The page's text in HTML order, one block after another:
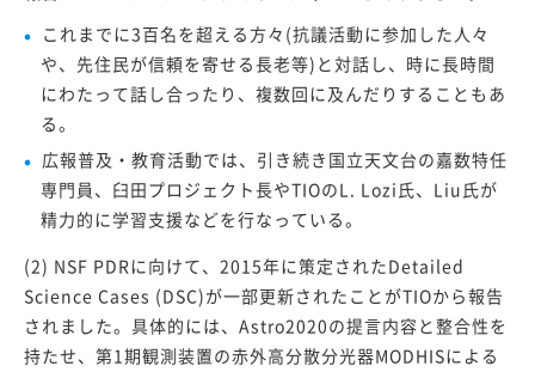
これまでに3百名を超える方々(抗議活動に参加した人々
や、先住民が信頼を寄せる長老等)と対話し、時に長時間
にわたって話し合ったり、複数回に及んだりすることもあ
る。
広報普及・教育活動では、引き続き国立天文台の嘉数特任
専門員、臼田プロジェクト長やTIOのL. Lozi氏、Liu氏が
精力的に学習支援などを行なっている。
(2) NSF PDRに向けて、2015年に策定されたDetailed
Science Cases (DSC)が一部更新されたことがTIOから報告
されました。具体的には、Astro2020の提言内容と整合性を
持たせ、第1期観測装置の赤外高分散分光器MODHISによる